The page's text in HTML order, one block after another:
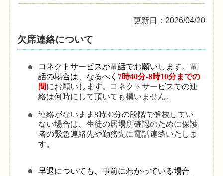
更新日：2026/04/20
欠席連絡について
コネクトサービスか電話でお願いします。電
話の場合は、なるべく 7時40分-8時10分までの
間にお願いします。コネクトサービスでの連
絡は何時にして頂いても構いません。
連絡がないまま8時30分の段階で登校してい
ない場合は、生徒の居場所確認のために保護
者の緊急連絡先や勤務先に電話連絡いたしま
す。
早退についても、事前にわかっている場合